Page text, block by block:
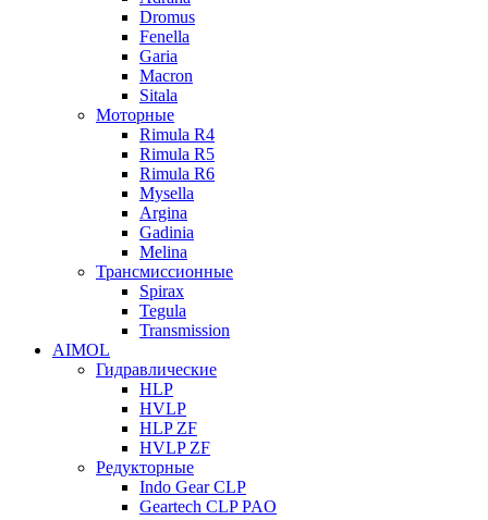
Dromus
Fenella
Garia
Macron
Sitala
Моторные
Rimula R4
Rimula R5
Rimula R6
Mysella
Argina
Gadinia
Melina
Трансмиссионные
Spirax
Tegula
Transmission
AIMOL
Гидравлические
HLP
HVLP
HLP ZF
HVLP ZF
Редукторные
Indo Gear CLP
Geartech CLP PAO